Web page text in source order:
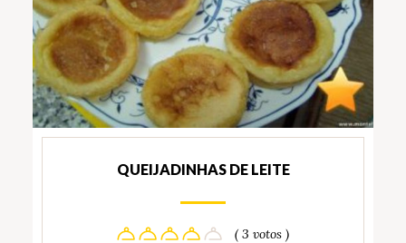
QUEIJADINHAS DE LEITE
( 3 votos )